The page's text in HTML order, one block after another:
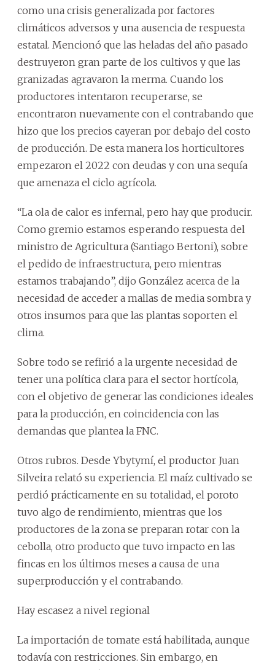
como una crisis generalizada por factores
climáticos adversos y una ausencia de respuesta
estatal. Mencionó que las heladas del año pasado
destruyeron gran parte de los cultivos y que las
granizadas agravaron la merma. Cuando los
productores intentaron recuperarse, se
encontraron nuevamente con el contrabando que
hizo que los precios cayeran por debajo del costo
de producción. De esta manera los horticultores
empezaron el 2022 con deudas y con una sequía
que amenaza el ciclo agrícola.
“La ola de calor es infernal, pero hay que producir.
Como gremio estamos esperando respuesta del
ministro de Agricultura (Santiago Bertoni), sobre
el pedido de infraestructura, pero mientras
estamos trabajando”, dijo González acerca de la
necesidad de acceder a mallas de media sombra y
otros insumos para que las plantas soporten el
clima.
Sobre todo se refirió a la urgente necesidad de
tener una política clara para el sector hortícola,
con el objetivo de generar las condiciones ideales
para la producción, en coincidencia con las
demandas que plantea la FNC.
Otros rubros. Desde Ybytymí, el productor Juan
Silveira relató su experiencia. El maíz cultivado se
perdió prácticamente en su totalidad, el poroto
tuvo algo de rendimiento, mientras que los
productores de la zona se preparan rotar con la
cebolla, otro producto que tuvo impacto en las
fincas en los últimos meses a causa de una
superproducción y el contrabando.
Hay escasez a nivel regional
La importación de tomate está habilitada, aunque
todavía con restricciones. Sin embargo, en